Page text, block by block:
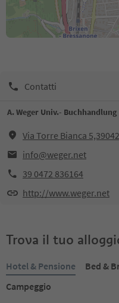
Contatti
A. Weger Univ.- Buchhandlung
Via Torre Bianca
info@weger.net
39 0472 836164
http://www.weger.net
Trova il tuo
Hotel & Pensione Bed &
Campeggio